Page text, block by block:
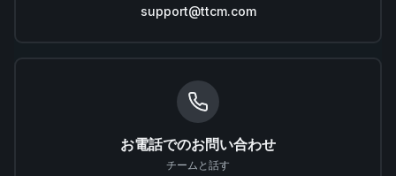
support@ttcm.com
お電話でのお問い合わせ
チームと話す